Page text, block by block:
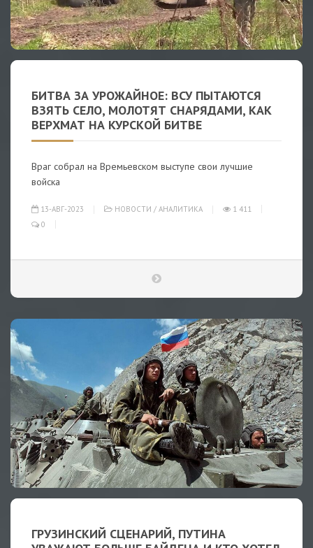
БИТВА ЗА УРОЖАЙНОЕ: ВСУ ПЫТАЮТСЯ
ВЗЯТЬ СЕЛО, МОЛОТЯТ СНАРЯДАМИ, КАК
ВЕРХМАТ НА КУРСКОЙ БИТВЕ
Враг собрал на Времьевском выступе свои лучшие
войска
13-АВГ-2023 НОВОСТИ / АНАЛИТИКА
1 411
0
ГРУЗИНСКИЙ СЦЕНАРИЙ, ПУТИНА